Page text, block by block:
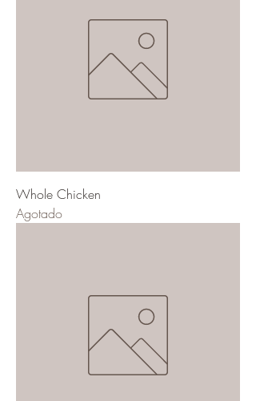
Whole Chicken
Agotado